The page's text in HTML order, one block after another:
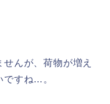
んが、荷物が増え
ですね…。